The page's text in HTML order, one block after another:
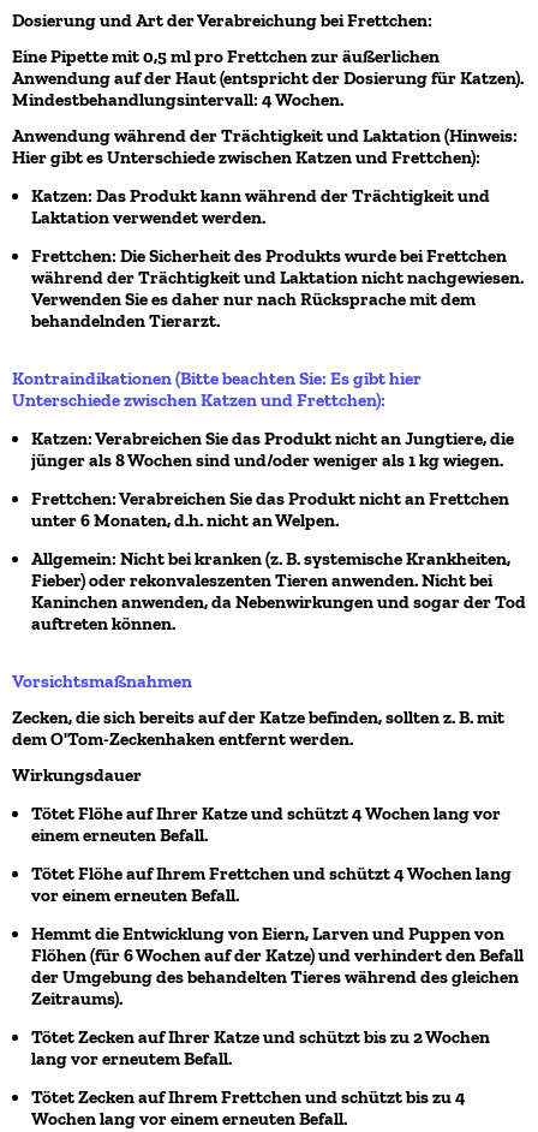
Dosierung und Art der Verabreichung bei Frettchen:
Eine Pipette mit 0,5 ml pro Frettchen zur äußerlichen
Anwendung auf der Haut (entspricht der Dosierung für Katzen).
Mindestbehandlungsintervall: 4 Wochen.
Anwendung während der Trächtigkeit und Laktation (Hinweis:
Hier gibt es Unterschiede zwischen Katzen und Frettchen):
Katzen: Das Produkt kann während der Trächtigkeit und
Laktation verwendet werden.
Frettchen: Die Sicherheit des Produkts wurde bei Frettchen
während der Trächtigkeit und Laktation nicht nachgewiesen.
Verwenden Sie es daher nur nach Rücksprache mit dem
behandelnden Tierarzt.
Kontraindikationen (Bitte beachten Sie: Es gibt hier
Unterschiede zwischen Katzen und Frettchen):
Katzen: Verabreichen Sie das Produkt nicht an Jungtiere, die
jünger als 8 Wochen sind und/oder weniger als 1 kg wiegen.
Frettchen: Verabreichen Sie das Produkt nicht an Frettchen
unter 6 Monaten, d.h. nicht an Welpen.
Allgemein: Nicht bei kranken (z. B. systemische Krankheiten,
Fieber) oder rekonvaleszenten Tieren anwenden.Nicht bei
Kaninchen anwenden, da Nebenwirkungen und sogar der Tod
auftreten können.
Vorsichtsmaßnahmen
Zecken, die sich bereits auf der Katze befinden, sollten z. B. mit
dem O'Tom-Zeckenhaken entfernt werden.
Wirkungsdauer
Tötet Flöhe auf Ihrer Katze und schützt 4 Wochen lang vor
einem erneuten Befall.
Tötet Flöhe auf Ihrem Frettchen und schützt 4 Wochen lang
vor einem erneuten Befall.
Hemmt die Entwicklung von Eiern, Larven und Puppen von
Flöhen (für 6 Wochen auf der Katze) und verhindert den Befall
der Umgebung des behandelten Tieres während des gleichen
Zeitraums).
Tötet Zecken auf Ihrer Katze und schützt bis zu 2 Wochen
lang vor erneutem Befall.
Tötet Zecken auf Ihrem Frettchen und schützt bis zu 4
Wochen lang vor einem erneuten Befall.